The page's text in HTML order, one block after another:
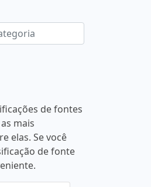
de fontes
mais
elas. Se você
de fonte